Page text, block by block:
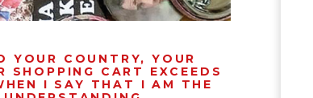
YOUR COUNTRY, YOUR
CART EXCEEDS
I SAY THAT I AM THE